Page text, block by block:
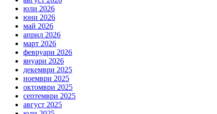
юли 2026
юни 2026
май 2026
април 2026
март 2026
февруари 2026
януари 2026
декември 2025
ноември 2025
октомври 2025
септември 2025
август 2025